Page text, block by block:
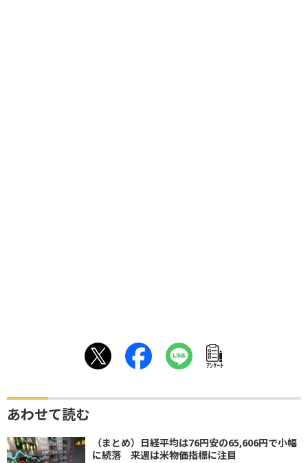
ｱﾝｹｰﾄ
あわせて読む
（まとめ）日経平均は76円安の65,606円で小幅
に続落 来週は米物価指標に注目